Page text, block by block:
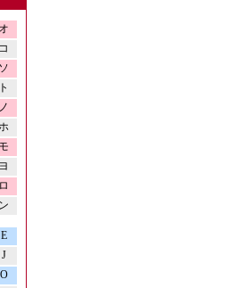
オ
コ
ソ
ト
ノ
ホ
モ
ヨ
ロ
ン
E
J
O